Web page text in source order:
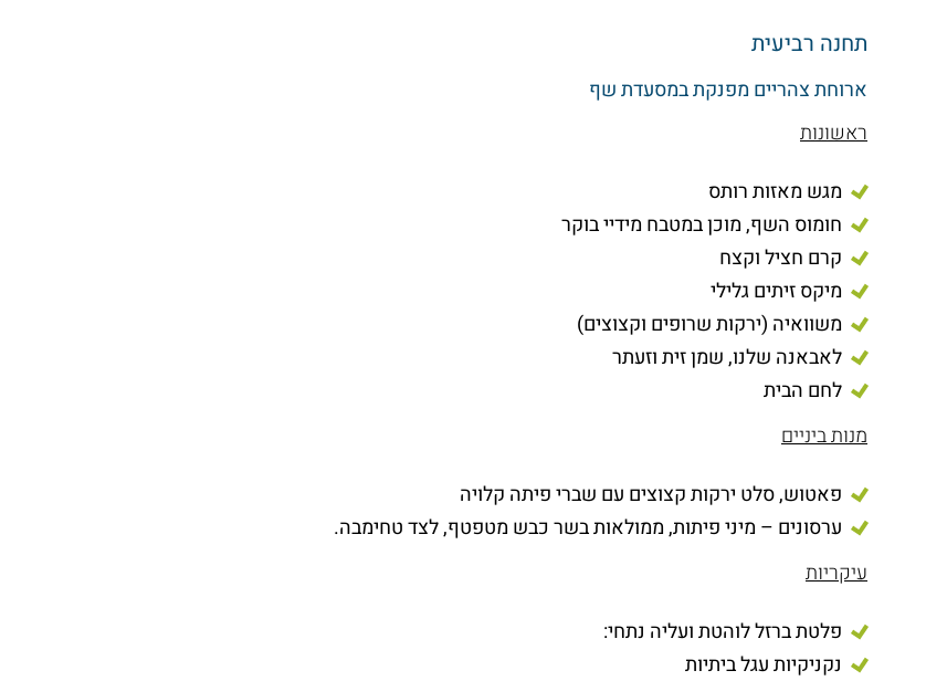
תחנה רביעית
ארוחת צהריים מפנקת במסעדת שף
ראשונות
מגש מאזות רותס
חומוס השף, מוכן במטבח מידיי בוקר
קרם חציל וקצח
מיקס זיתים גלילי
משוואיה (ירקות שרופים וקצוצים)
לאבאנה שלנו, שמן זית וזעתר
לחם הבית
מנות ביניים
פאטוש, סלט ירקות קצוצים עם שברי פיתה קלויה
ערסונים – מיני פיתות, ממולאות בשר כבש מטפטף, לצד טחימבה.
עיקריות
פלטת ברזל לוהטת ועליה נתחי:
נקניקיות עגל ביתיות